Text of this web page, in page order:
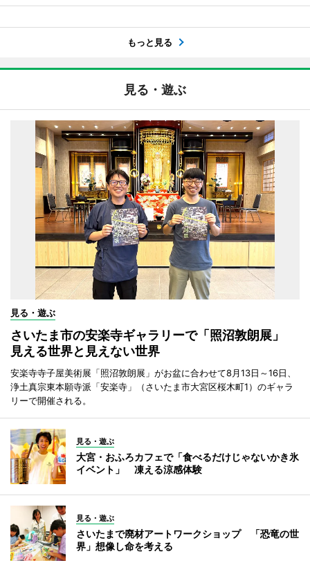
もっと見る
見る・遊ぶ
見る・遊ぶ
さいたま市の安楽寺ギャラリーで「照沼敦朗展」
見える世界と見えない世界
安楽寺寺子屋美術展「照沼敦朗展」がお盆に合わせて8月13日～16日、
浄土真宗東本願寺派「安楽寺」（さいたま市大宮区桜木町1）のギャラ
リーで開催される。
見る・遊ぶ
大宮・おふろカフェで「食べるだけじゃないかき氷
イベント」 凍える涼感体験
見る・遊ぶ
さいたまで廃材アートワークショップ 「恐竜の世
界」想像し命を考える